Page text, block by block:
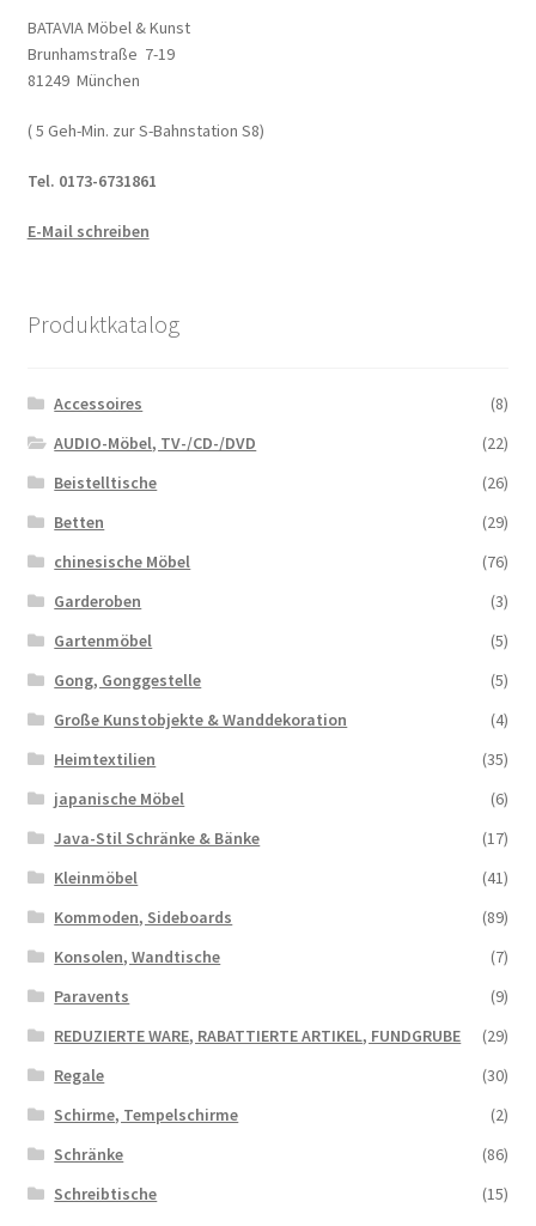
BATAVIA Möbel & Kunst
Brunhamstraße 7-19
81249 München
( 5 Geh-Min. zur S-Bahnstation S8)
Tel. 0173-6731861
E-Mail schreiben
Produktkatalog
Accessoires
(8)
AUDIO-Möbel, TV-/CD-/DVD
(22)
Beistelltische
(26)
Betten
(29)
chinesische Möbel
(76)
Garderoben
(3)
Gartenmöbel
(5)
Gong, Gonggestelle
(5)
Große Kunstobjekte & Wanddekoration
(4)
Heimtextilien
(35)
japanische Möbel
(6)
Java-Stil Schränke & Bänke
(17)
Kleinmöbel
(41)
Kommoden, Sideboards
(89)
Konsolen, Wandtische
(7)
Paravents
(9)
REDUZIERTE WARE, RABATTIERTE ARTIKEL, FUNDGRUBE
(29)
Regale
(30)
Schirme, Tempelschirme
(2)
Schränke
(86)
Schreibtische
(15)